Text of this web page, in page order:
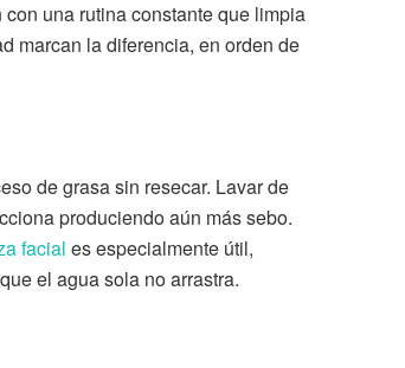
una rutina constante que limpia
marcan la diferencia, en orden de
de grasa sin resecar. Lavar de
produciendo aún más sebo.
facial es especialmente útil,
el agua sola no arrastra.